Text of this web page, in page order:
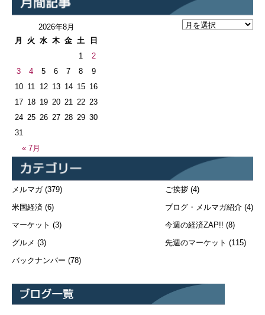
2026年8月
月
火 水 木 金 土 日
« 7月
1
2
3
4 5 6 7 8
9
10 11 12 13 14 15 16
17 18 19 20 21 22 23
24 25 26 27 28 29 30
31
メルマガ(379)
米国経済 (6)
マーケット (3)
グルメ (3)
バックナンバー (78)
ご挨拶 (4)
ブログ・メルマガ紹介 (4)
今週の経済ZAP!! (8)
先週のマーケット (115)